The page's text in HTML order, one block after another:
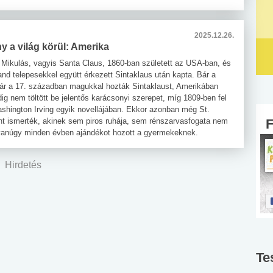
2025.12.26.
a világ körül: Amerika
vagyis Santa Claus, 1860-ban született az USA-ban, és
telepesekkel együtt érkezett Sintaklaus után kapta. Bár a
a 17. században magukkal hozták Sintaklaust, Amerikában
nem töltött be jelentős karácsonyi szerepet, míg 1809-ben fel
Irving egyik novellájában. Ekkor azonban még St.
ismerték, akinek sem piros ruhája, sem rénszarvasfogata nem
minden évben ajándékot hozott a gyermekeknek.
Hirdetés